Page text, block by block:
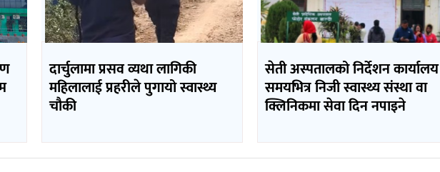
दार्चुलामा प्रसव व्यथा लागिकी
महिलालाई प्रहरीले पुगायो स्वास्थ्य
चौकी
सेती अस्पतालको निर्देशन कार्यालय
समयभित्र निजी स्वास्थ्य संस्था वा
क्लिनिकमा सेवा दिन नपाइने